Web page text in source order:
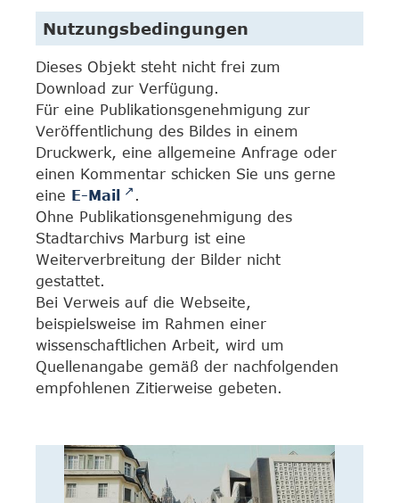
Nutzungsbedingungen
Dieses Objekt steht nicht frei zum
Download zur Verfügung.
Für eine Publikationsgenehmigung zur
Veröffentlichung des Bildes in einem
Druckwerk, eine allgemeine Anfrage oder
einen Kommentar schicken Sie uns gerne
eine E-Mail
.
Ohne Publikationsgenehmigung des
Stadtarchivs Marburg ist eine
Weiterverbreitung der Bilder nicht
gestattet.
Bei Verweis auf die Webseite,
beispielsweise im Rahmen einer
wissenschaftlichen Arbeit, wird um
Quellenangabe gemäß der nachfolgenden
empfohlenen Zitierweise gebeten.